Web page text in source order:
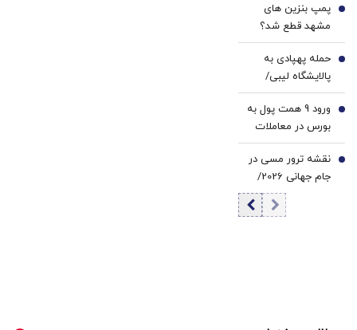
پمپ بنزین های
مشهد قطع شد؟
4
حمله پهپادی به
پالایشگاه لیبی/
هیچ آتش‌سوزی
رخ نداده و هیچ
کس مجروح نشده
است
5
ورود 9 همت پول به
بورس در معاملات
امروز | فقط 18 نماد
منفی بودند |
بازگشایی نماد
«فولاد» پس از 5.5
6
نقشه ترور مسی در
جام جهانی 2026/
تهدید به بمب
گذاری پیش از بازی
7